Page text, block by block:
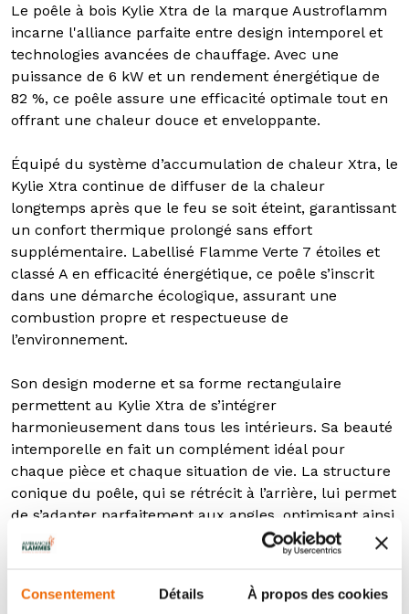
Consentement Détails À propos des cookies
Le poêle à bois Kylie Xtra de la marque Austroflamm
incarne l'alliance parfaite entre design intemporel et
technologies avancées de chauffage. Avec une
puissance de 6 kW et un rendement énergétique de
82 %, ce poêle assure une efficacité optimale tout en
offrant une chaleur douce et enveloppante.
Équipé du système d’accumulation de chaleur Xtra, le
Kylie Xtra continue de diffuser de la chaleur
longtemps après que le feu se soit éteint, garantissant
un confort thermique prolongé sans effort
supplémentaire. Labellisé Flamme Verte 7 étoiles et
classé A en efficacité énergétique, ce poêle s’inscrit
dans une démarche écologique, assurant une
combustion propre et respectueuse de
l’environnement.
Son design moderne et sa forme rectangulaire
permettent au Kylie Xtra de s’intégrer
harmonieusement dans tous les intérieurs. Sa beauté
intemporelle en fait un complément idéal pour
chaque pièce et chaque situation de vie. La structure
conique du poêle, qui se rétrécit à l’arrière, lui permet
de s’adapter parfaitement aux angles, optimisant ainsi
l’espace.
d'élégance unique : la porte en fonte confère au poêle